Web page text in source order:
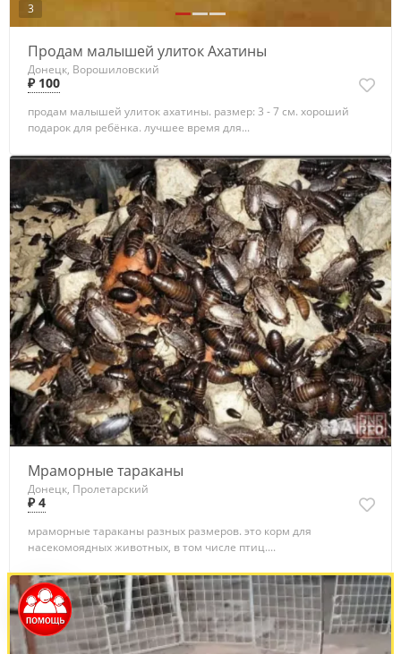
3
Продам малышей улиток Ахатины
Донецк, Ворошиловский
₽ 100
продам малышей улиток ахатины. размер: 3 - 7 см. хороший
подарок для ребёнка. лучшее время для...
Мраморные тараканы
Донецк, Пролетарский
₽ 4
мраморные тараканы разных размеров. это кopм для
наceкомoядных животных, в том числе птиц....